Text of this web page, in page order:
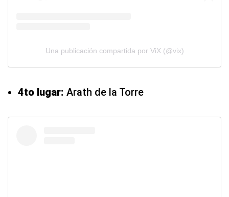
Una publicación compartida por ViX (@vix)
4to lugar: Arath de la Torre